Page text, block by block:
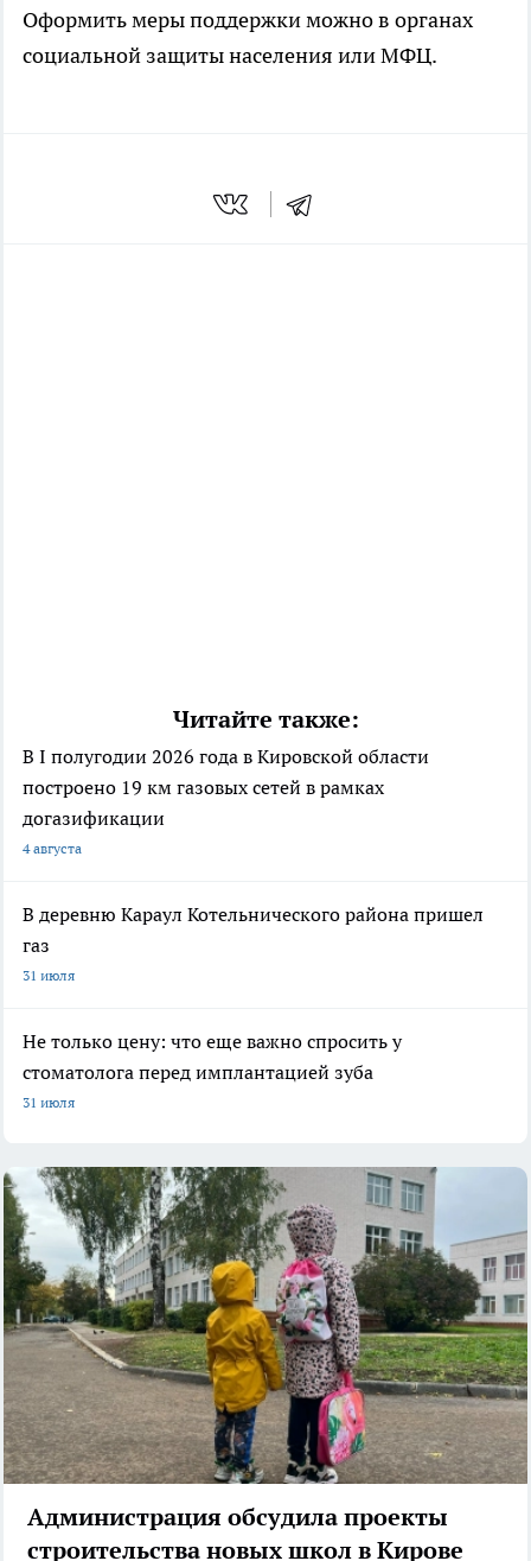
Оформить меры поддержки можно в органах
социальной защиты населения или МФЦ.
Читайте также:
В I полугодии 2026 года в Кировской области
построено 19 км газовых сетей в рамках
догазификации
4 августа
В деревню Караул Котельнического района пришел
газ
31 июля
Не только цену: что еще важно спросить у
стоматолога перед имплантацией зуба
31 июля
Администрация обсудила проекты
строительства новых школ в Кирове